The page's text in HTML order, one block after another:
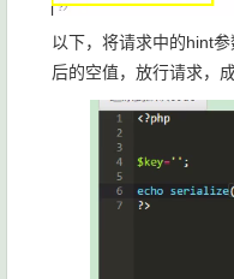
以下，将请求中的hint
后的空值，放行请求，